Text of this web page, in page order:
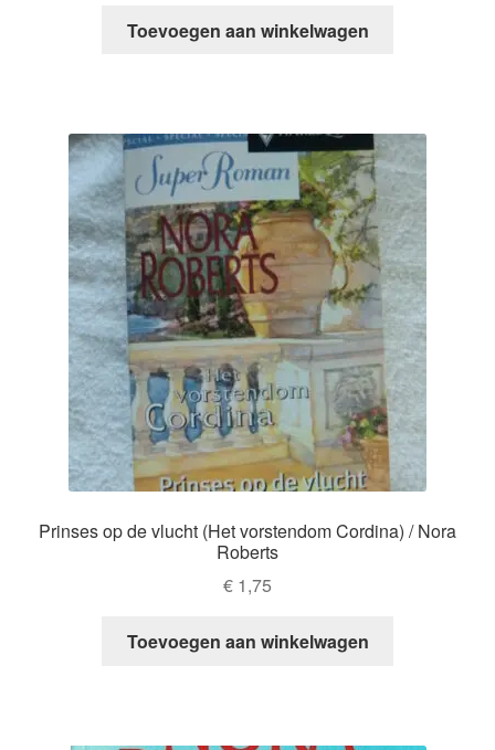
Toevoegen aan winkelwagen
Prinses op de vlucht (Het vorstendom Cordina) / Nora
Roberts
€ 1,75
Toevoegen aan winkelwagen